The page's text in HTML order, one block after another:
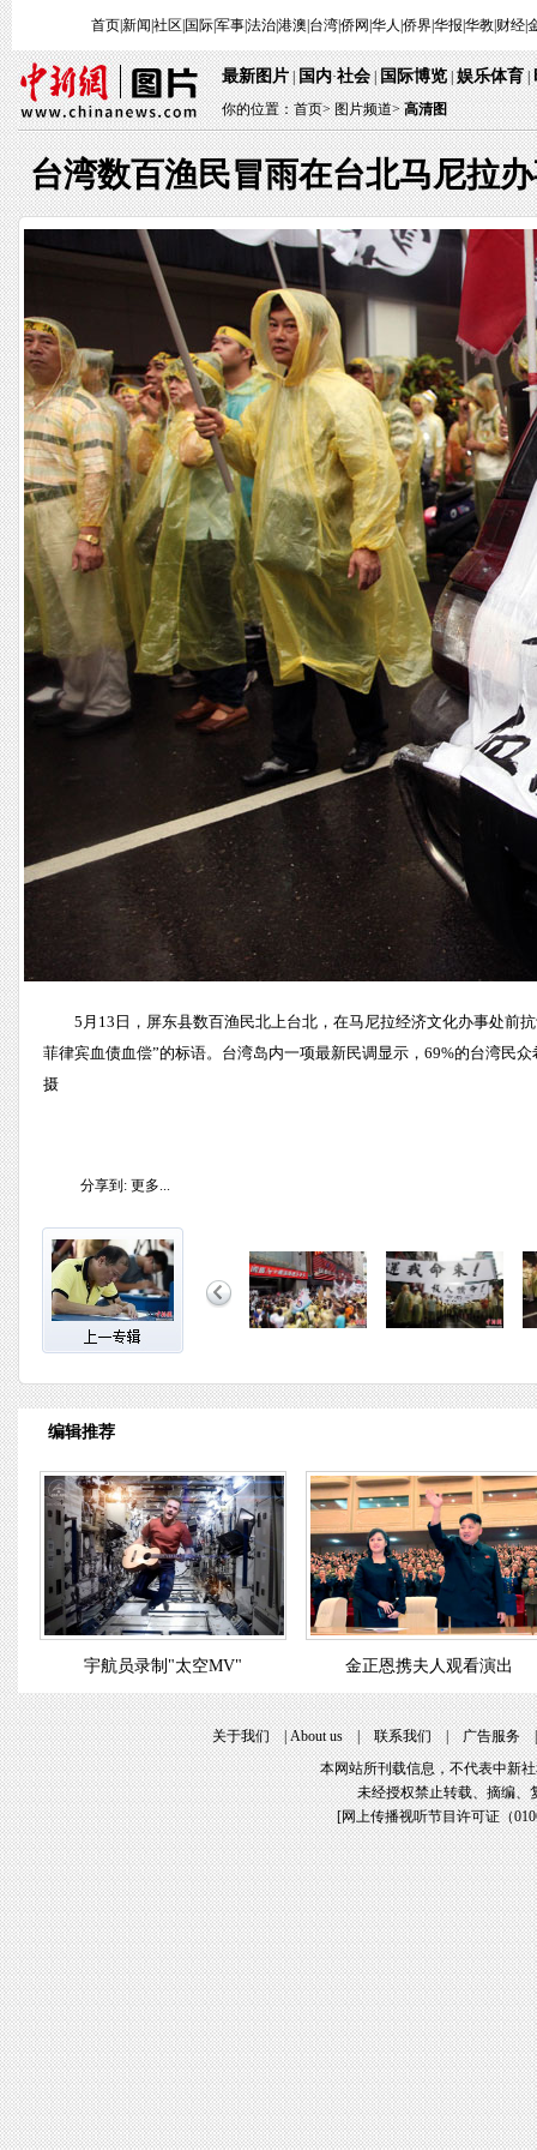
首页|新闻 社区 国际|军事|法治|港澳 台湾|侨网 华人 侨界|华报 华教| 财经|
最新图片|国内·社会|国际博览|娱乐体育|
你的位置：首页>图片频道> 高清图
台湾数百渔民冒雨在台北马尼拉
5月13日，屏东县数百渔民北上台北，在马尼拉经济文化办事处前
菲律宾血债血偿”的标语。台湾岛内一项最新民调显示，69%的台湾民
摄
分享到: 更多...
编辑推荐
宇航员录制"太空MV" 金正恩携夫人观看演出
关于我们|About us|联系我们|广告服务
本网站所刊载信息，不代表中新
未经授权禁止转载、摘编、
[网上传播视听节目许可证（